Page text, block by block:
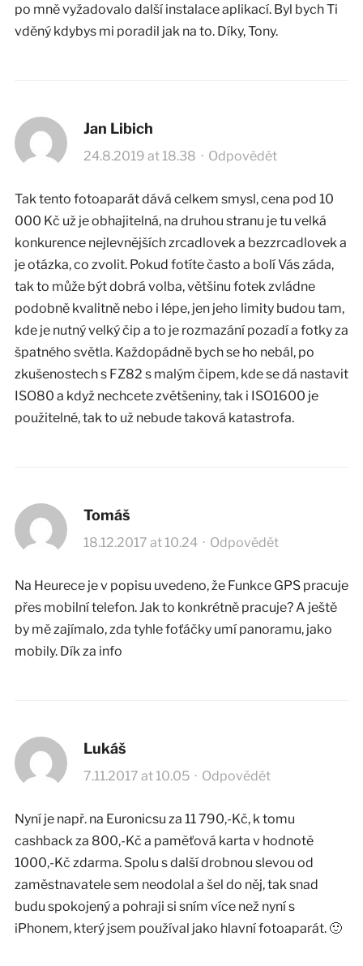
po mně vyžadovalo další instalace aplikací. Byl bych Ti
vděný kdybys mi poradil jak na to. Díky, Tony.
Jan Libich
24.8.2019 at 18.38 · Odpovědět
Tak tento fotoaparát dává celkem smysl, cena pod 10
000 Kč už je obhajitelná, na druhou stranu je tu velká
konkurence nejlevnějších zrcadlovek a bezzrcadlovek a
je otázka, co zvolit. Pokud fotíte často a bolí Vás záda,
tak to může být dobrá volba, většinu fotek zvládne
podobně kvalitně nebo i lépe, jen jeho limity budou tam,
kde je nutný velký čip a to je rozmazání pozadí a fotky za
špatného světla. Každopádně bych se ho nebál, po
zkušenostech s FZ82 s malým čipem, kde se dá nastavit
ISO80 a když nechcete zvětšeniny, tak i ISO1600 je
použitelné, tak to už nebude taková katastrofa.
Tomáš
18.12.2017 at 10.24· Odpovědět
Na Heurece je v popisu uvedeno, že Funkce GPS pracuje
přes mobilní telefon. Jak to konkrétně pracuje? A ještě
by mě zajímalo, zda tyhle foťáčky umí panoramu, jako
mobily. Dík za info
Lukáš
7.11.2017 at 10.05· Odpovědět
Nyní je např. na Euronicsu za 11 790,-Kč, k tomu
cashback za 800,-Kč a paměťová karta v hodnotě
1000,-Kč zdarma. Spolu s další drobnou slevou od
zaměstnavatele sem neodolal a šel do něj, tak snad
budu spokojený a pohraji si sním více než nyní s
iPhonem, který jsem používal jako hlavní fotoaparát. 🙂